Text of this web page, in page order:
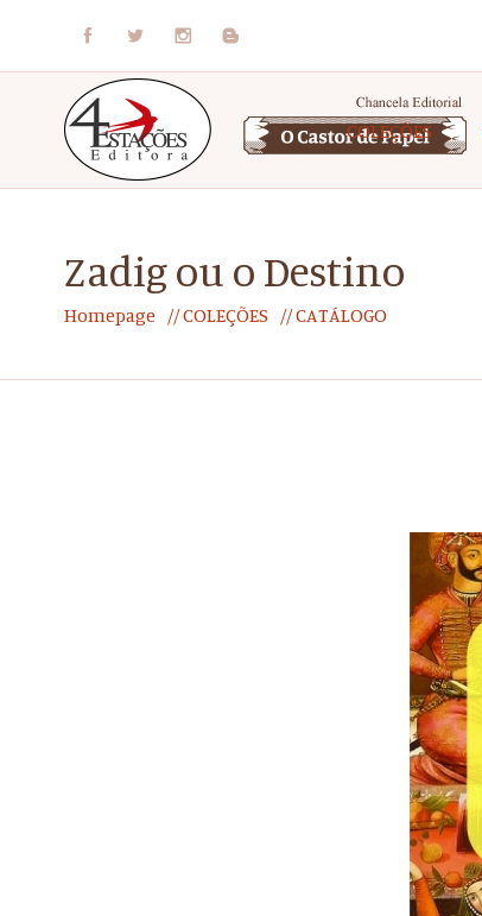
COLEÇÕES
Zadig ou o Destino
Homepage COLEÇÕES CATÁLOGO